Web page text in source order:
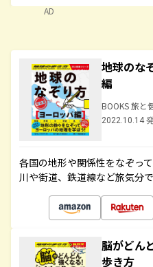
AD
地球の
編
BOOKS 旅と
2022.10.14
各国の地形や関係性をなぞっ
川や街道、鉄道線など旅気分
脳がどん
歩き方